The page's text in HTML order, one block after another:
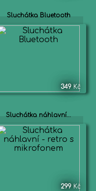
Sluchátka Bluetooth
349 Kč
Sluchátka náhlavní...
299 Kč